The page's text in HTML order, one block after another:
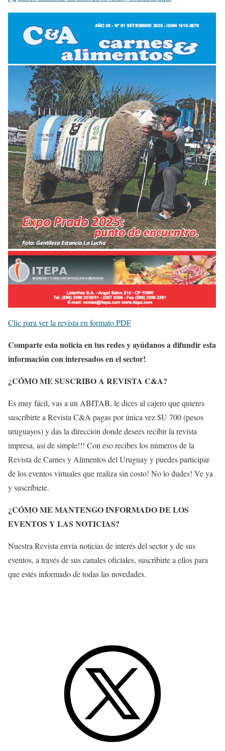
Clic para ver la revista en formato PDF
Comparte esta noticia en tus redes y ayúdanos a difundir esta
información con interesados en el sector!
¿CÓMO ME SUSCRIBO A REVISTA C&A?
Es muy fácil, vas a un ABITAB, le dices al cajero que quieres
suscribirte a Revista C&A pagas por única vez $U 700 (pesos
uruguayos) y das la dirección donde desees recibir la revista
impresa, así de simple!!! Con eso recibes los números de la
Revista de Carnes y Alimentos del Uruguay y puedes participar
de los eventos virtuales que realiza sin costo! No lo dudes! Ve ya
y suscríbiete.
¿CÓMO ME MANTENGO INFORMADO DE LOS
EVENTOS Y LAS NOTICIAS?
Nuestra Revista envía noticias de interés del sector y de sus
eventos, a través de sus canales oficiales, suscribirte a ellos para
que estés informado de todas las novedades.